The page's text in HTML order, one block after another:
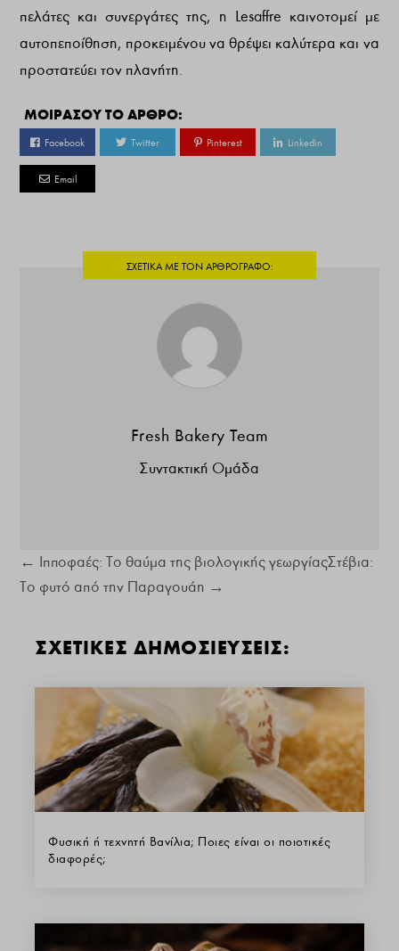
πελάτες και συνεργάτες της, η Lesaffre καινοτομεί με
αυτοπεποίθηση, προκειμένου να θρέψει καλύτερα και να
προστατεύει τον πλανήτη.
ΜΟΙΡΑΣΟΥ ΤΟ ΑΡΘΡΟ:
Facebook Twitter Pinterest Linkedin
Email
Fresh Bakery Team
Συντακτική Ομάδα
← Ιπποφαές: Το θαύμα της βιολογικής γεωργίαςΣτέβια:
Το φυτό από την Παραγουάη →
ΣΧΕΤΙΚΕΣ ΔΗΜΟΣΙΕΥΣΕΙΣ:
Φυσική ή τεχνητή Βανίλια; Ποιες είναι οι ποιοτικές
διαφορές;